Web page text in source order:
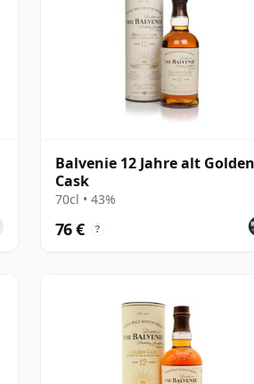
Balvenie 12 Jahre alt Golden
Cask
70cl • 43%
76 € ?